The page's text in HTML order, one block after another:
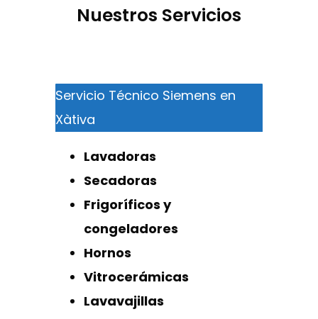
Nuestros Servicios
Servicio Técnico Siemens en
Xàtiva
Lavadoras
Secadoras
Frigoríficos y
congeladores
Hornos
Vitrocerámicas
Lavavajillas